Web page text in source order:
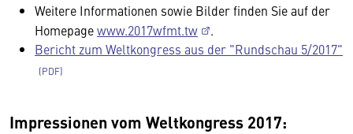
Weitere Informationen sowie Bilder finden Sie auf der
Homepagewww.2017wfmt.tw
.
Bericht zum Weltkongress aus der "Rundschau 5/2017"
Impressionen vom Weltkongress 2017: